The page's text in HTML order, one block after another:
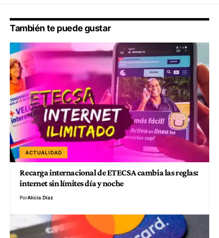
También te puede gustar
ACTUALIDAD
Recarga internacional de ETECSA cambia las reglas:
internet sin límites día y noche
PorAlicia Díaz